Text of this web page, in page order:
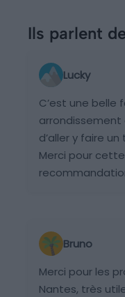
Ils parlent
Lucky
C’est une belle
arrondissement
d’aller y faire
Merci pour
Bruno
Merci pour les
Nantes, très